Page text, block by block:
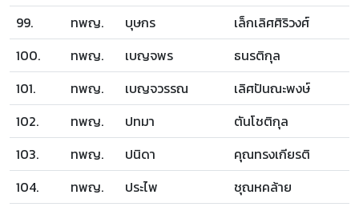
99.
ทพญ. บุษกร
เล็กเลิศศิริวงศ์
100.
ทพญ. เบญจพร
ธนรติกุล
101.
ทพญ. เบญจวรรณ
เลิศปันณะพงษ์
102.
ทพญ. ปทมา
ตันโชติกุล
103.
ทพญ. ปนิดา
คุณทรงเกียรติ
104.
ทพญ. ประไพ
ชุณหคล้าย